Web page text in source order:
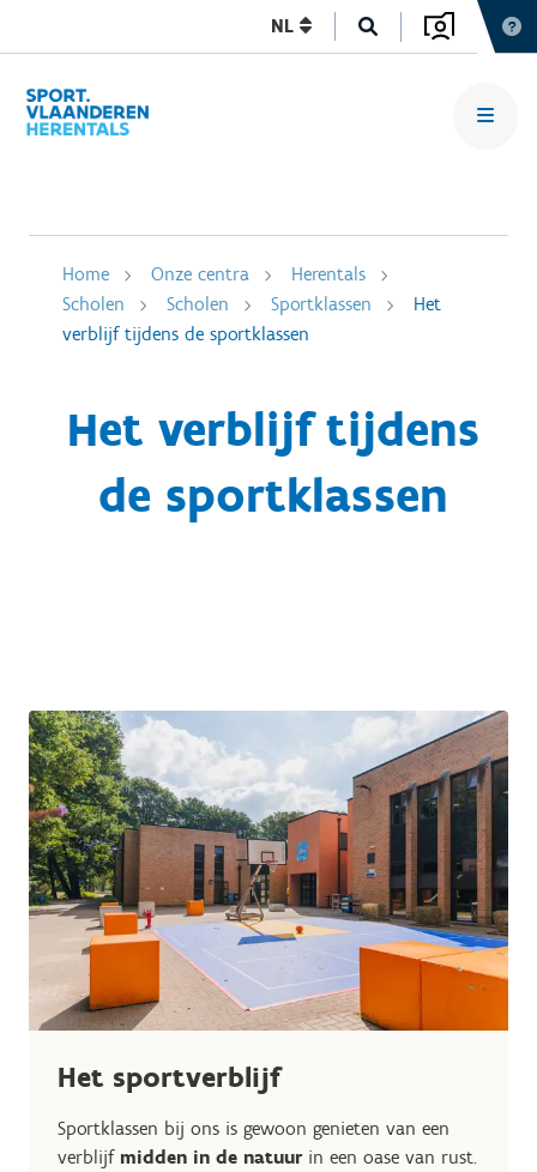
NL
Home Onze centra
Herentals
Scholen
Scholen Sportklassen
Het
verblijf tijdens de sportklassen
Het verblijf tijdens
de sportklassen
Het sportverblijf
Sportklassen bij ons is gewoon genieten van een
verblijf midden in de natuurin een oase van rust.